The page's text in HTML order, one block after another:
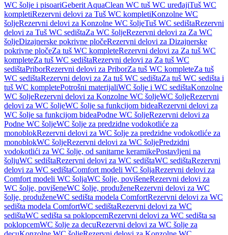
WC šolje i pisoariGeberit AquaClean WC tuš WC uređajiTuš WC
kompletiRezervni delovi za Tuš WC kompletiKonzolne WC
šoljeRezervni delovi za Konzolne WC šoljeTuš WC sedištaRezervni
delovi za Tuš WC sedištaZa WC šoljeRezervni delovi za Za WC
šoljeDizajnerske pokrivne pločeRezervni delovi za Dizajnerske
pokrivne pločeZa tuš WC kompleteRezervni delovi za Za tuš WC
kompleteZa tuš WC sedištaRezervni delovi za Za tuš WC
sedištaPriborRezervni delovi za PriborZa tuš WC kompleteZa tuš
WC sedištaRezervni delovi za Za tuš WC sedištaZa tuš WC sedišta i
tuš WC kompletePotrošni materijaliWC šolje i WC sedištaKonzolne
WC šoljeRezervni delovi za Konzolne WC šoljeWC šoljeRezervni
delovi za WC šoljeWC šolje sa funkcijom bideaRezervni delovi za
WC šolje sa funkcijom bideaPodne WC šoljeRezervni delovi za
Podne WC šoljeWC šolje za predzidne vodokotliće za
monoblokRezervni delovi za WC šolje za predzidne vodokotliće za
monoblokWC šoljeRezervni delovi za WC šoljePredzidni
vodokotlići za WC šolje, od sanitarne keramikePostavljeni na
šoljuWC sedištaRezervni delovi za WC sedištaWC sedištaRezervni
delovi za WC sedištaComfort modeli WC šoljaRezervni delovi za
Comfort modeli WC šoljaWC šolje, povišeneRezervni delovi za
WC šolje, povišeneWC šolje, produženeRezervni delovi za WC
šolje, produženeWC sedišta modela ComfortRezervni delovi za WC
sedišta modela ComfortWC sedištaRezervni delovi za WC
sedištaWC sedišta sa poklopcemRezervni delovi za WC sedišta sa
poklopcemWC šolje za decuRezervni delovi za WC šolje za